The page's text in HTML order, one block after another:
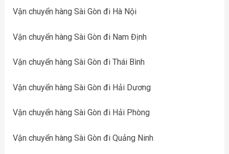
Vận chuyển hàng Sài Gòn đi Hà Nội
Vận chuyển hàng Sài Gòn đi Nam Định
Vận chuyển hàng Sài Gòn đi Thái Bình
Vận chuyển hàng Sài Gòn đi Hải Dương
Vận chuyển hàng Sài Gòn đi Hải Phòng
Vận chuyển hàng Sài Gòn đi Quảng Ninh